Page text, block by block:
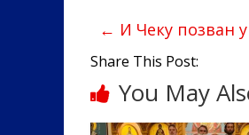
b
o
o
k
er e
n
← И Чеку позван у
Share This Post:
You May